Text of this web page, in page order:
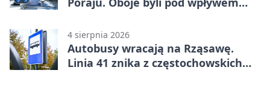
4 sierpnia 2026
Autobusy wracają na Rząsawę.
Linia 41 znika z częstochowskich